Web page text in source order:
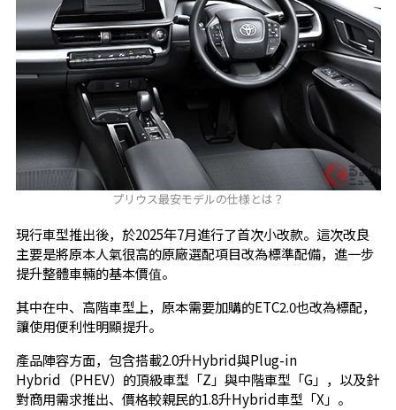
プリウス最安モデルの仕様とは？
現行車型推出後，於2025年7月進行了首次小改款。這次改良
主要是將原本人氣很高的原廠選配項目改為標準配備，進一步
提升整體車輛的基本價值。
其中在中、高階車型上，原本需要加購的ETC2.0也改為標配，
讓使用便利性明顯提升。
產品陣容方面，包含搭載2.0升Hybrid與Plug-in
Hybrid（PHEV）的頂級車型「Z」與中階車型「G」，以及針
對商用需求推出、價格較親民的1.8升Hybrid車型「X」。